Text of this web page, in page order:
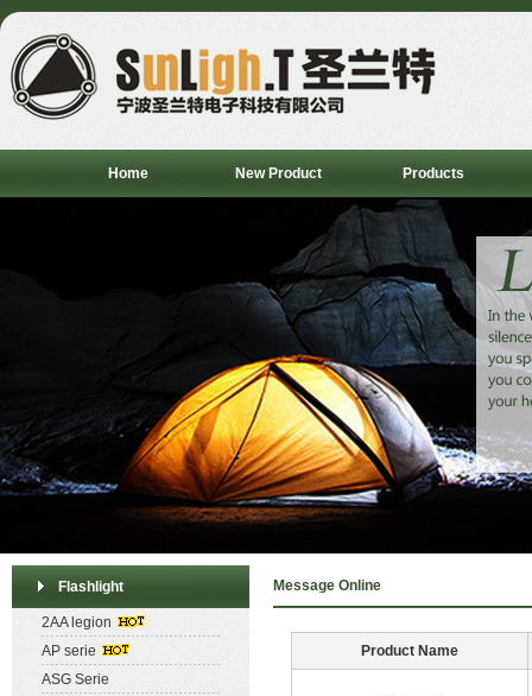
Home New Product Products
Flashlight
2AA legion
AP serie
ASG Serie
Message Online
Product Name